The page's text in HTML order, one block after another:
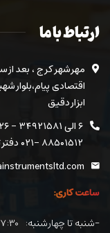
ارتباط با ما
مهرشهر کرج ، بعد از
اقتصادی پیام،بلوار
ابزار دقیق
۶ الی ۳۴۹۲۱۵۸۱ - ۰۲۶ کارخانه
۸۸۵۰۱۵۱۲ -۰۲۱ دفتر تهران
ساعت کاری:
-شنبه تا چهارشنبه: ۷:۳۰ الی ۱۵:۳۰